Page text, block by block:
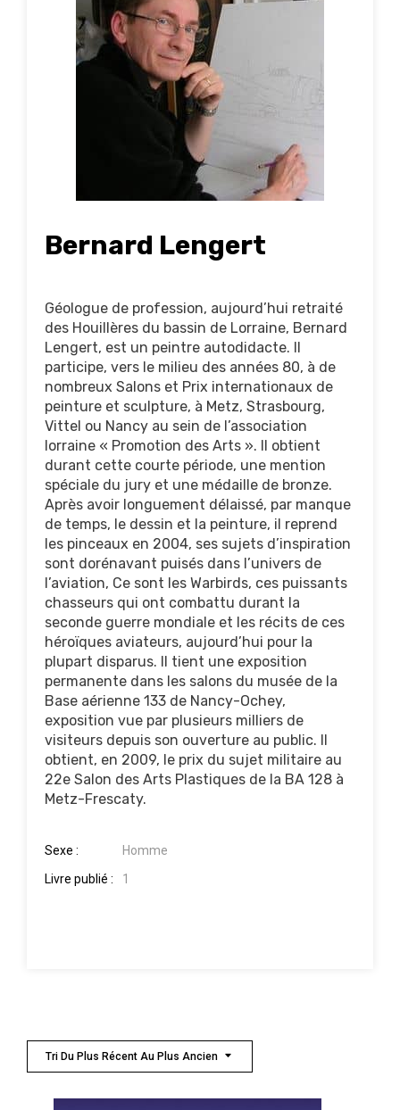
Bernard Lengert
Géologue de profession, aujourd’hui retraité
des Houillères du bassin de Lorraine, Bernard
Lengert, est un peintre autodidacte. Il
participe, vers le milieu des années 80, à de
nombreux Salons et Prix internationaux de
peinture et sculpture, à Metz, Strasbourg,
Vittel ou Nancy au sein de l’association
lorraine « Promotion des Arts ». Il obtient
durant cette courte période, une mention
spéciale du jury et une médaille de bronze.
Après avoir longuement délaissé, par manque
de temps, le dessin et la peinture, il reprend
les pinceaux en 2004, ses sujets d’inspiration
sont dorénavant puisés dans l’univers de
l’aviation, Ce sont les Warbirds, ces puissants
chasseurs qui ont combattu durant la
seconde guerre mondiale et les récits de ces
héroïques aviateurs, aujourd’hui pour la
plupart disparus. Il tient une exposition
permanente dans les salons du musée de la
Base aérienne 133 de Nancy-Ochey,
exposition vue par plusieurs milliers de
visiteurs depuis son ouverture au public. Il
obtient, en 2009, le prix du sujet militaire au
22e Salon des Arts Plastiques de la BA 128 à
Metz-Frescaty.
Sexe :
Homme
Livre publié :
1
Tri Du Plus Récent Au Plus Ancien